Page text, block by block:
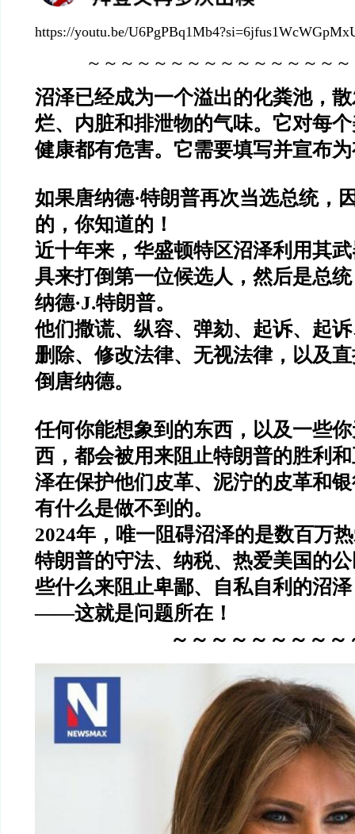
https://youtu.be/
～～～～～～～～～～～～～～～
沼泽已经成为一个溢出的化粪池，
烂、内脏和排泄物的气味。它对每
健康都有危害。它需要填写并宣布
如果唐纳德·特朗普再次当选总统，
的，你知道的！
近十年来，华盛顿特区沼泽利用其
具来打倒第一位候选人，然后是总
纳德·J.特朗普。
他们撒谎、纵容、弹劾、起诉、起
删除、修改法律、无视法律，以及
倒唐纳德。
任何你能想象到的东西，以及一些
西，都会被用来阻止特朗普的胜利
泽在保护他们皮革、泥泞的皮革和
有什么是做不到的。
2024年，唯一阻碍沼泽的是数百万
特朗普的守法、纳税、热爱美国的
些什么来阻止卑鄙、自私自利的沼
——这就是问题所在！
～～～～～～～～～